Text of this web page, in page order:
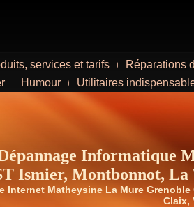
services et tarifs
Réparations
Humour Utilitaires
Informatique
Ismier, Montbonnot,
Internet Matheysine La Mure
Claix,